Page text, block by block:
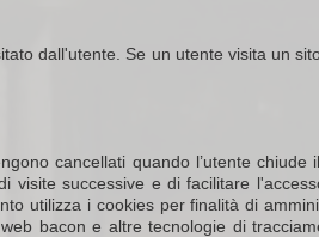
dall'utente. Se un utente visita un
cancellati quando l’utente
visite successive e di facilitare
utilizza i cookies per finalità di
bacon e altre tecnologie di